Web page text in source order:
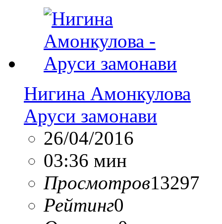
Нигина Амонкулова
Аруси замонави
26/04/2016
03:36 мин
Просмотров13297
Рейтинг0